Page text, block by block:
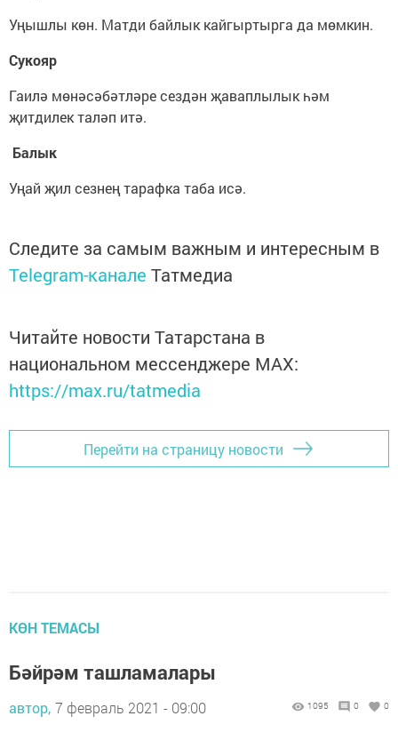
Уңышлы көн. Матди байлык кайгыртырга да мөмкин.
Сукояр
Гаилә мөнәсәбәтләре сездән җаваплылык һәм
җитдилек таләп итә.
Балык
Уңай җил сезнең тарафка таба исә.
Следите за самым важным и интересным в
Telegram-канале Татмедиа
Читайте новости Татарстана в
национальном мессенджере MАХ:
https://max.ru/tatmedia
Перейти на страницу новости
КӨН ТЕМАСЫ
Бәйрәм ташламалары
автор, 7 февраль 2021 - 09:00 1095 0 0